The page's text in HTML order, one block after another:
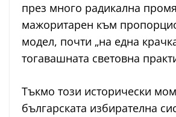
през много радикална
мажоритарен към
модел, почти „на една
тогавашната световна
Тъкмо този исторически
българската избирателна